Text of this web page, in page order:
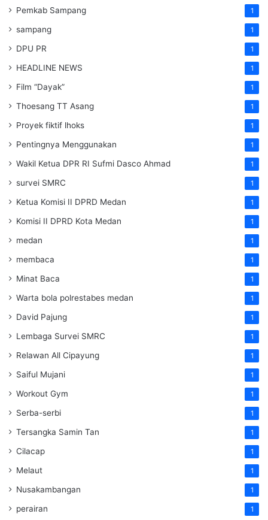
Pemkab Sampang 1
sampang 1
DPU PR 1
HEADLINE NEWS 1
Film “Dayak” 1
Thoesang TT Asang 1
Proyek fiktif lhoks 1
Pentingnya Menggunakan 1
Wakil Ketua DPR RI Sufmi Dasco Ahmad 1
survei SMRC 1
Ketua Komisi II DPRD Medan 1
Komisi II DPRD Kota Medan 1
medan 1
membaca 1
Minat Baca 1
Warta bola polrestabes medan 1
David Pajung 1
Lembaga Survei SMRC 1
Relawan All Cipayung 1
Saiful Mujani 1
Workout Gym 1
Serba-serbi 1
Tersangka Samin Tan 1
Cilacap 1
Melaut 1
Nusakambangan 1
perairan 1